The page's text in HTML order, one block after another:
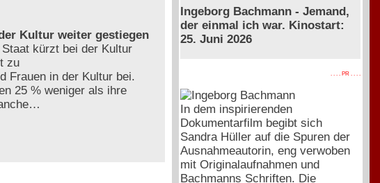
Kultur weiter gestiegen
kürzt bei der Kultur
zu
Frauen in der Kultur bei.
25 % weniger als ihre
Ingeborg Bachmann - Jemand,
der einmal ich war. Kinostart:
25. Juni 2026
. . . . PR . . . .
In dem inspirierenden
Dokumentarfilm begibt sich
Sandra Hüller auf die Spuren der
Ausnahmeautorin, eng verwoben
mit Originalaufnahmen und
Bachmanns Schriften. Die